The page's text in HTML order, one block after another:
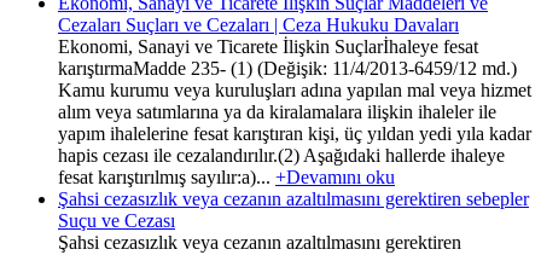
Cezaları Suçları ve Cezaları | Ceza Hukuku Davaları
Ekonomi, Sanayi ve Ticarete İlişkin Suçlarİhaleye fesat
karıştırmaMadde 235- (1) (Değişik: 11/4/2013-6459/12 md.)
Kamu kurumu veya kuruluşları adına yapılan mal veya hizmet
alım veya satımlarına ya da kiralamalara ilişkin ihaleler ile
yapım ihalelerine fesat karıştıran kişi, üç yıldan yedi yıla kadar
hapis cezası ile cezalandırılır.(2) Aşağıdaki hallerde ihaleye
fesat karıştırılmış sayılır:a)... +Devamını oku
Şahsi cezasızlık veya cezanın azaltılmasını gerektiren sebepler
Suçu ve Cezası
Şahsi cezasızlık veya cezanın azaltılmasını gerektiren